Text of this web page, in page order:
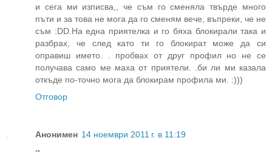
и сега ми изписва,, че съм го сменяла твърде много
пъти и за това не мога да го сменям вече, въпреки, че не
съм :DD.На една приятелка и го бяха блокирали така и
разбрах, че след като ти го блокират може да си
оправиш името. . пробвах от друг профил но не се
получава само ме маха от приятели. .би ли ми казала
откъде по-точно мога да блокирам профила ми. :)))
Отговор
Анонимен 14 ноември 2011 г. в 11:19